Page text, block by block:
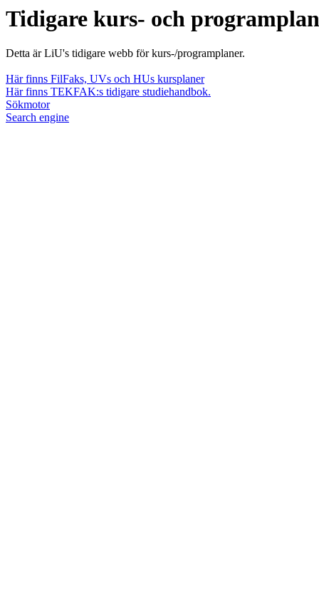
Tidigare kurs- och
Detta är LiU's tidigare webb för kurs-/programplaner.
Här finns FilFaks, UVs och HUs kursplaner
Här finns TEKFAK:s tidigare studiehandbok.
Sökmotor
Search engine